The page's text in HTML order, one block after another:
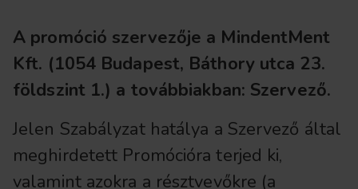
A promóció szervezője a MindentMent
Kft. (1054 Budapest, Báthory utca 23.
földszint 1.) a továbbiakban: Szervező.
Jelen Szabályzat hatálya a Szervező által
meghirdetett Promócióra terjed ki,
valamint azokra a résztvevőkre (a